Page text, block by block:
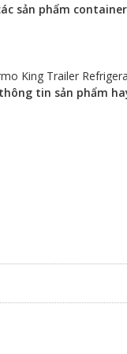
sản phẩm
King Trailer
tin sản phẩm